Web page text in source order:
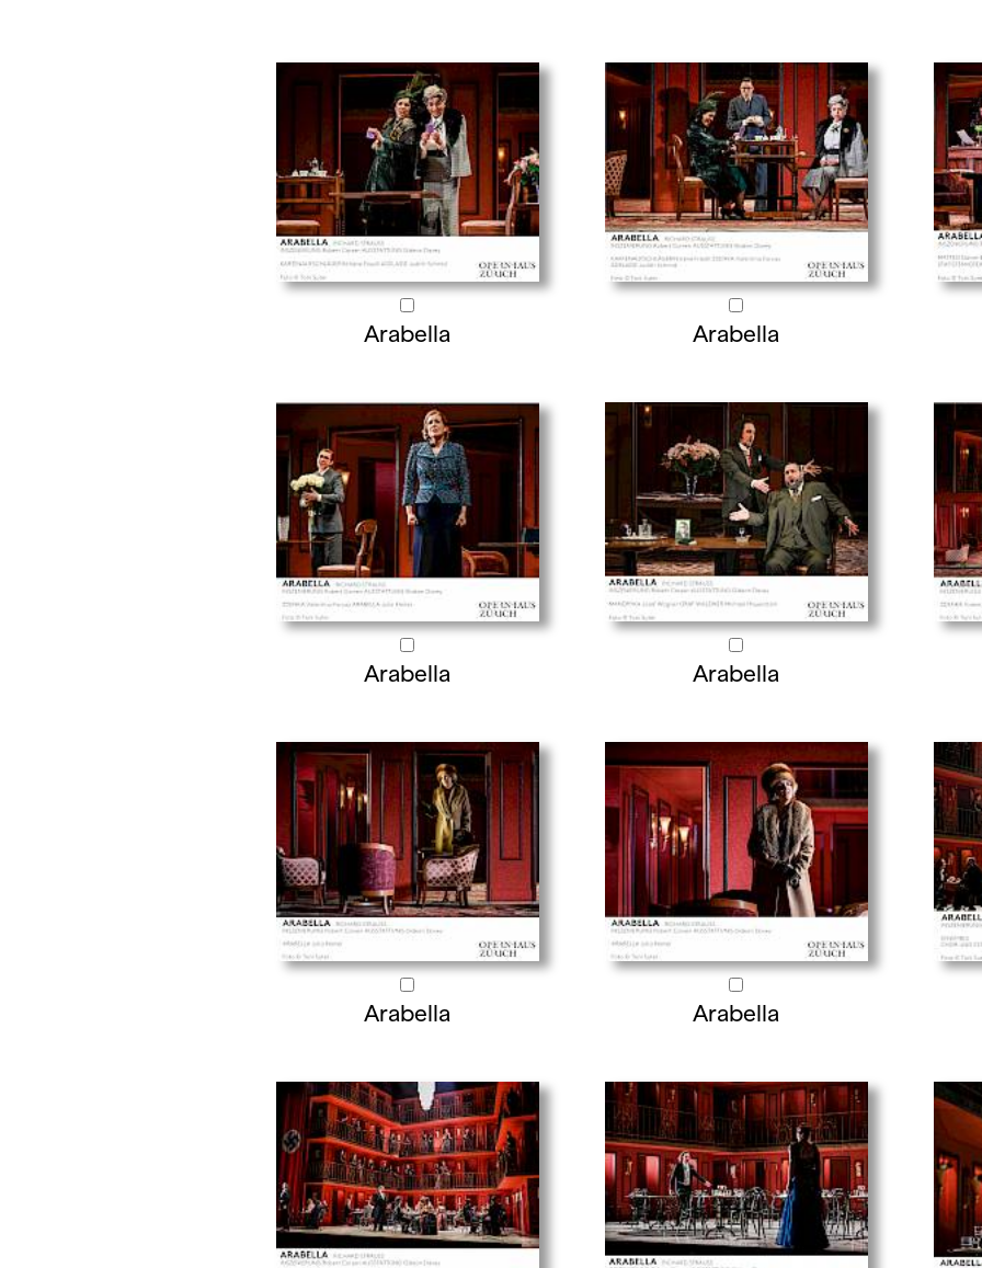
Arabella Arabella
Arabella Arabella
Arabella Arabella